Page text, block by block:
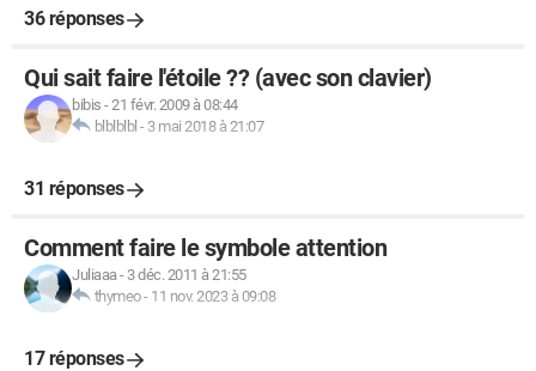
36 réponses
Qui sait faire l'étoile ?? (avec son clavier)
bibis -21 févr. 2009 à 08:44
blblblbl - 3 mai 2018 à 21:07
31 réponses
Comment faire le symbole attention
Juliaaa- 3 déc. 2011 à 21:55
thymeo- 11 nov. 2023 à 09:08
17 réponses